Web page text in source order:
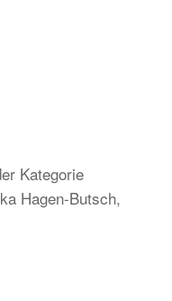
Kategorie
Hagen-Butsch,